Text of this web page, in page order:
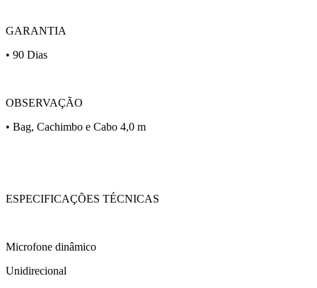
GARANTIA
• 90 Dias
OBSERVAÇÃO
• Bag, Cachimbo e Cabo 4,0 m
ESPECIFICAÇÕES TÉCNICAS
Microfone dinâmico
Unidirecional